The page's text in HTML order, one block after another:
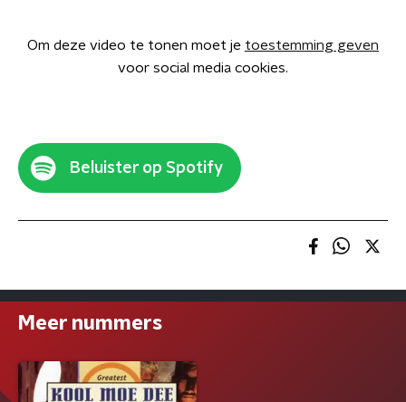
Om deze video te tonen moet je toestemming geven
voor social media cookies.
Beluister op Spotify
Meer nummers